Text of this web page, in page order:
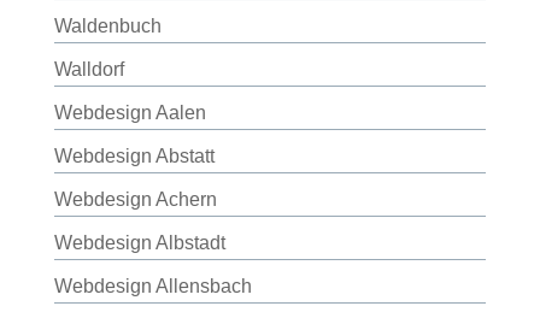
Waldenbuch
Walldorf
Webdesign Aalen
Webdesign Abstatt
Webdesign Achern
Webdesign Albstadt
Webdesign Allensbach